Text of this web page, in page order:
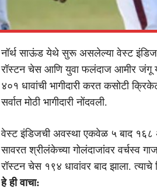
नॉर्थ साऊंड येथे सुरू असलेल्या वेस्ट इंडिज
रॉस्टन चेस आणि युवा फलंदाज आमीर जंगू
४०१ धावांची भागीदारी करत कसोटी
सर्वात मोठी भागीदारी नोंदवली.
वेस्ट इंडिजची अवस्था एकवेळ ५ बाद १६८
सावरत श्रीलंकेच्या गोलंदाजांवर वर्चस्व
रॉस्टन चेस १९४ धावांवर बाद झाला. त्याचे
हे ही वाचा: